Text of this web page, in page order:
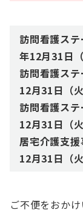
訪問看護ス
年12月31日
訪問看護ス
12月31日（
訪問看護ス
12月31日（
居宅介護支
12月31日（
ご不便をおか